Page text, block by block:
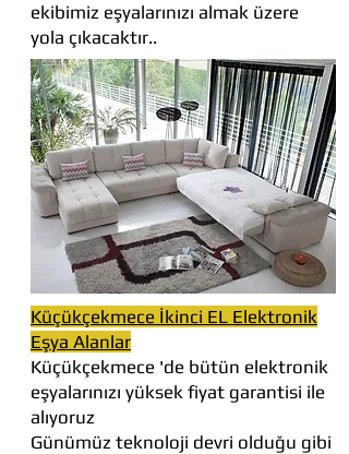
ekibimiz eşyalarınızı almak üzere
yola çıkacaktır..
Küçükçekmece İkinci EL Elektronik
Eşya Alanlar
Küçükçekmece 'de bütün elektronik
eşyalarınızı yüksek fiyat garantisi ile
alıyoruz
Günümüz teknoloji devri olduğu gibi